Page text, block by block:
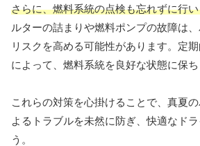
さらに、燃料系統の点検も忘れずに行
ルターの詰まりや燃料ポンプの故障は
リスクを高める可能性があります。定
によって、燃料系統を良好な状態に保ち
これらの対策を心掛けることで、真夏
よるトラブルを未然に防ぎ、快適なド
う。